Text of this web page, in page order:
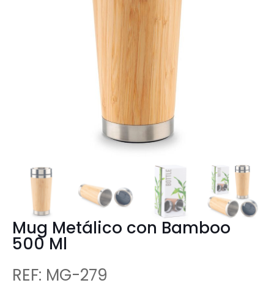
Mug Metálico con Bamboo
500 Ml
REF: MG-279